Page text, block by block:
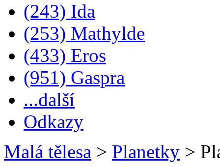
(243) Ida
(253) Mathylde
(433) Eros
(951) Gaspra
...další
Odkazy
Malá tělesa > Planetky >